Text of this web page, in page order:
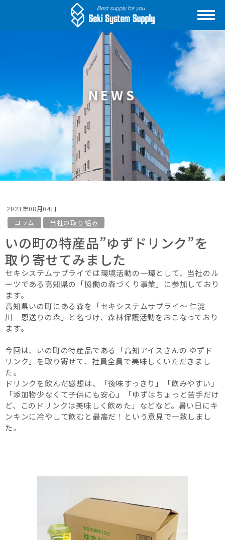
NEWS
2023年08月04日
コラム 当社の取り組み
いの町の特産品”ゆずドリンク”を
取り寄せてみました
セキシステムサプライでは環境活動の一環として、当社のル
ーツである高知県の「協働の森づくり事業」に参加しており
ます。
高知県いの町にある森を「セキシステムサプライ～ 仁淀
川 恩送りの森」と名づけ、森林保護活動をおこなっており
ます。
今回は、いの町の特産品である「高知アイスさんの ゆずド
リンク」を取り寄せて、社員全員で美味しくいただきまし
た。
ドリンクを飲んだ感想は、「後味すっきり」「飲みやすい」
「添加物少なくて子供にも安心」「ゆずはちょっと苦手だけ
ど、このドリンクは美味しく飲めた」などなど。暑い日にキ
ンキンに冷やして飲むと最高だ！という意見で一致しまし
た。